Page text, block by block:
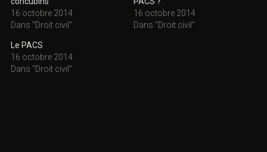
16 octobre 2014
Dans "Droit civil"
16 octobre 2014
Dans "Droit civil"
Le PACS
16 octobre 2014
Dans "Droit civil"